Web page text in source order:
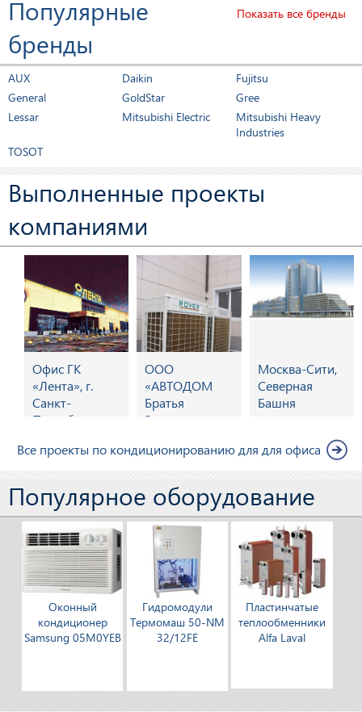
Показать все бренды
Популярные
бренды
AUX Daikin
Fujitsu
General
GoldStar
Gree
Lessar
Mitsubishi Electric
Mitsubishi Heavy
Industries
TOSOT
Выполненные проекты
компаниями
Офис ГК
«Лента», г.
Санкт-
Петербург
ООО
«АВТОДОМ
Братья
Заплаткины»,
2015 г.
Москва-Сити,
Северная
Башня
Все проекты по кондиционированию для для офиса
Популярное оборудование
Оконный
кондиционер
Samsung 05M0YEB
Гидромодули
Термомаш 50-NM
32/12FЕ
Пластинчатые
теплообменники
Alfa Laval